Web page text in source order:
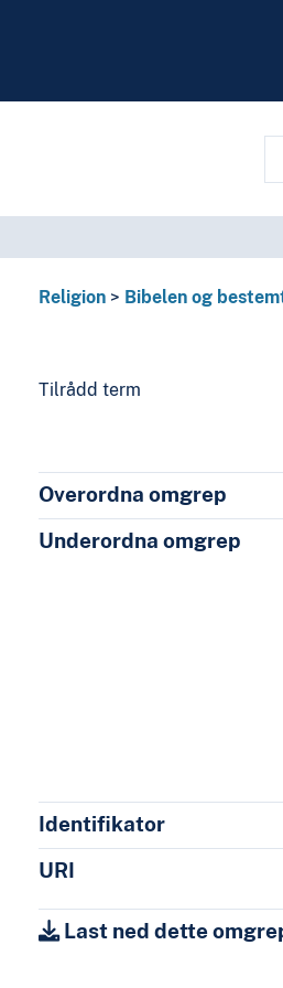
biografier
språks litteraturer, av
om de enkelte forfattere
om mer enn én forfatter
språkgrupper
Religion Bibelen og
Tilrådd term
Overordna omgrep
Underordna omgrep
Identifikator
URI
Last ned dette